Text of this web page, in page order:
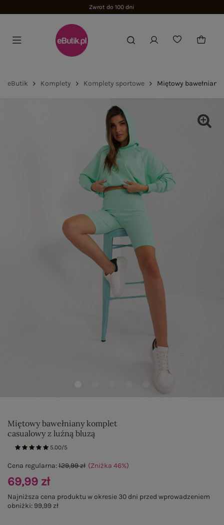
Zwrot do 100 dni
eButik Komplety Komplety sportowe Miętowy
Miętowy bawełniany komplet
casualowy z luźną bluzą
5.00/5
Cena regularna:129,99 zł (Zniżka 46%)
69,99 zł
Najniższa cena produktu w okresie 30 dni przed wprowadzeniem
obniżki: 99,99 zł